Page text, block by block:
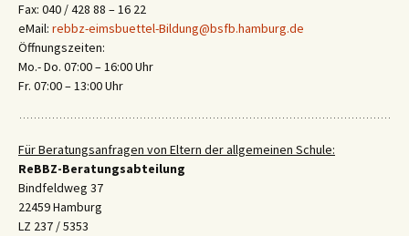
Fax: 040 / 428 88 – 16 22
eMail: rebbz-eimsbuettel-Bildung@bsfb.hamburg.de
Öffnungszeiten:
Mo.- Do. 07:00 – 16:00 Uhr
Fr. 07:00 – 13:00 Uhr
Für Beratungsanfragen von Eltern der allgemeinen Schule:
ReBBZ-Beratungsabteilung
Bindfeldweg 37
22459 Hamburg
LZ 237 / 5353